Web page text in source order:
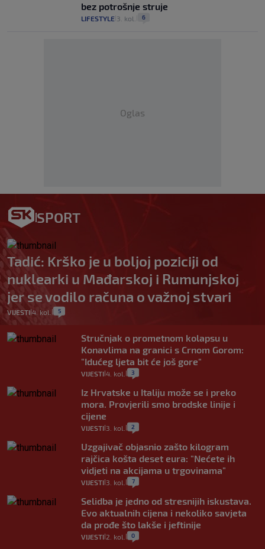
bez potrošnje struje
LIFESTYLE 3. kol. 6
Oglas
SPORT
Tadić: Krško je u boljoj poziciji od
nuklearki u Mađarskoj i Rumunjskoj
jer se vodilo računa o važnoj stvari
VIJESTI 4. kol. 5
Stručnjak o prometnom kolapsu u
Konavlima na granici s Crnom Gorom:
"Idućeg ljeta bit će još gore"
VIJESTI 4. kol. 3
Iz Hrvatske u Italiju može se i preko
mora. Provjerili smo brodske linije i
cijene
VIJESTI 3. kol. 2
Uzgajivač objasnio zašto kilogram
rajčica košta deset eura: "Nećete ih
vidjeti na akcijama u trgovinama"
VIJESTI 3. kol. 7
Selidba je jedno od stresnijih iskustava.
Evo aktualnih cijena i nekoliko savjeta
da prođe što lakše i jeftinije
VIJESTI 2. kol. 0